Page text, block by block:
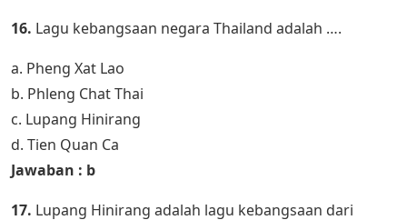
16. Lagu kebangsaan negara Thailand adalah ….
a. Pheng Xat Lao
b. Phleng Chat Thai
c. Lupang Hinirang
d. Tien Quan Ca
Jawaban : b
17. Lupang Hinirang adalah lagu kebangsaan dari